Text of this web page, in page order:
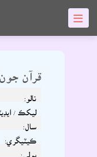
قرآن
نالو:
ليکڪ /
سال:
ڪيٽيگري:
ٻولي: